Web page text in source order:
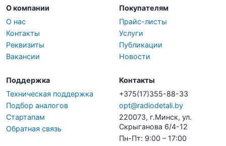
О компании
О нас
Контакты
Реквизиты
Вакансии
Покупателям
Прайс-листы
Услуги
Публикации
Новости
Поддержка
Техническая поддержка
Подбор аналогов
Стартапам
Обратная связь
Контакты
+375(17)355-88-33
opt@radiodetali.by
220073, г.Минск, ул.
Скрыганова 6/4-12
Пн-Пт: 9:00 – 17:00